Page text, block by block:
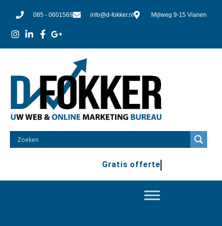
085 - 0601569 info@d-fokker.nl Mijlweg 9-15 Vianen
100% vrijblijvend